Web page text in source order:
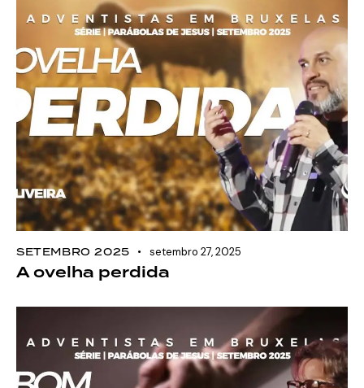
SETEMBRO 2025 setembro 27, 2025
A ovelha perdida